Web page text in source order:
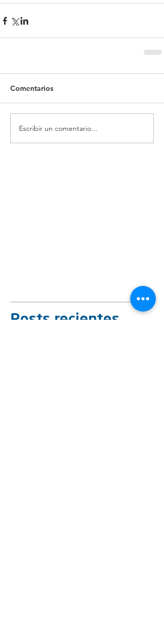
Comentarios
Escribir un comentario...
Posts recientes